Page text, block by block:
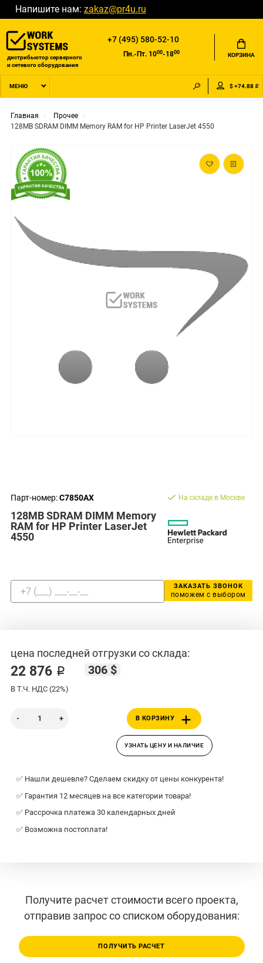
Напишите нам: zakaz@pr4u.ru
дистрибьютор серверного
и сетевого оборудования
+7 (495) 580-52-10
Пн.-Пт. 1000-1800 КОРЗИНА
МЕНЮ $ =74.88 ₽
Главная
Прочее
128MB SDRAM DIMM Memory RAM for HP Printer LaserJet 4550
Парт-номер:C7850AX
128MB SDRAM DIMM Memory
RAM for HP Printer LaserJet
4550
На складе в Москве
ЗАКАЗАТЬ ЗВОНОК
поможем с выбором
цена последней отгрузки со склада:
22 876 ₽ 306 $
В Т.Ч. НДС (22%)
В КОРЗИНУ
УЗНАТЬ ЦЕНУ И НАЛИЧИЕ
✅ Нашли дешевле? Сделаем скидку от цены конкурента!
✅ Гарантия 12 месяцев на все категории товара!
✅ Рассрочка платежа 30 календарных дней
✅ Возможна постоплата!
Получите расчет стоимости всего проекта,
отправив запрос со списком оборудования:
ПОЛУЧИТЬ РАСЧЕТ